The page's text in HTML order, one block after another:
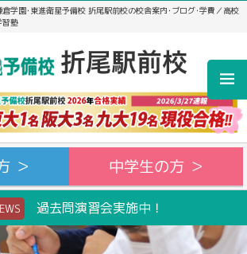
学園･東進衛星予備校 折尾駅前校の校舎案内･ブログ･学費／高校
習塾
＞ 中学生の方 ＞
過去問演習会実施中！